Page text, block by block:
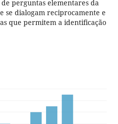
perguntas elementares da
se dialogam reciprocamente e
que permitem a identificação